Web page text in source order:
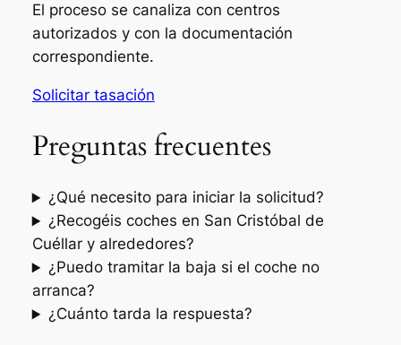
El proceso se canaliza con centros
autorizados y con la documentación
correspondiente.
Solicitar tasación
Preguntas frecuentes
¿Qué necesito para iniciar la solicitud?
¿Recogéis coches en San Cristóbal de
Cuéllar y alrededores?
¿Puedo tramitar la baja si el coche no
arranca?
¿Cuánto tarda la respuesta?